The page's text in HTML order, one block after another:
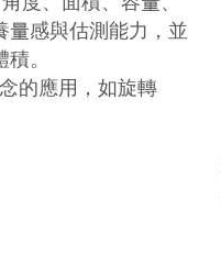
量感與估測能力，並
。
的應用，如旋轉